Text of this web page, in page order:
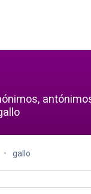
gallo